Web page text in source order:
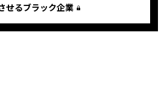
せるブラック企業